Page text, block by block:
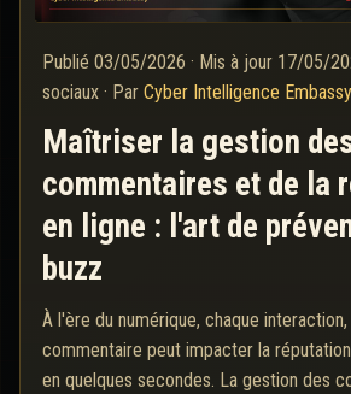
Publié 03/05/2026 · Mis à jour 17/05/
sociaux · Par Cyber Intelligence Embassy
Maîtriser la gestion
commentaires et de la
en ligne : l'art de
buzz
À l'ère du numérique, chaque interaction,
commentaire peut impacter la
en quelques secondes. La gestion des